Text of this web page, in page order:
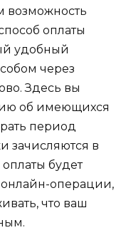
возможность
оплаты
удобный
через
Здесь вы
об имеющихся
период
зачисляются в
будет
операции,
что ваш